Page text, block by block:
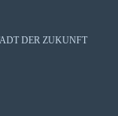
DER ZUKUNFT